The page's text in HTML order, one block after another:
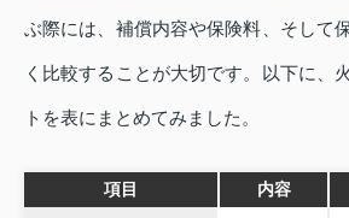
ぶ際には、補償内容や保険料、そして
く比較することが大切です。以下に、
トを表にまとめてみました。
項目 内容